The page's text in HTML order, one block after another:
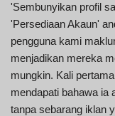
'Sembunyikan profil
'Persediaan Akaun'
pengguna kami
menjadikan mereka
mungkin. Kali
mendapati bahawa ia
tanpa sebarang iklan